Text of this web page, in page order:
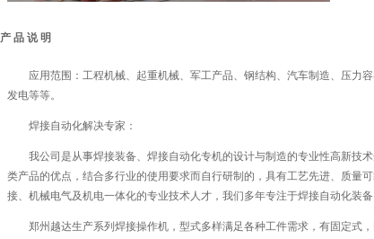
产 品 说 明
应用范围：工程机械、起重机械、军工产品、钢结构、汽车制造、压力
发电等等。
焊接自动化解决专家：
我公司是从事焊接装备、焊接自动化专机的设计与制造的专业性高新技
类产品的优点，结合多行业的使用要求而自行研制的，具有工艺先进、质量
接、机械电气及机电一体化的专业技术人才，我们多年专注于焊接自动化装备
郑州越达生产系列焊接操作机，型式多样满足各种工件需求，有固定式